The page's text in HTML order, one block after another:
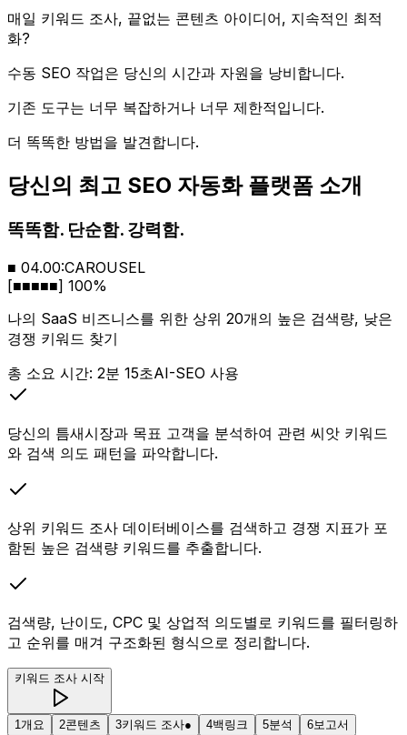
매일 키워드 조사, 끝없는 콘텐츠 아이디어, 지속적인 최적
화?
수동 SEO 작업은 당신의 시간과 자원을 낭비합니다.
기존 도구는 너무 복잡하거나 너무 제한적입니다.
더 똑똑한 방법을 발견합니다.
당신의 최고 SEO 자동화 플랫폼 소개
똑똑함. 단순함. 강력함.
■ 04.00:CAROUSEL
[■□□□□] 20%
나의 SaaS 비즈니스를 위한 상위 20개의 높은 검색량, 낮은
경쟁 키워드 찾기
총 소요 시간: 2분 15초AI-SEO 사용
당신의 틈새시장과 목표 고객을 분석하여 관련 씨앗 키워드
와 검색 의도 패턴을 파악합니다.
상위 키워드 조사 데이터베이스를 검색하고 경쟁 지표가 포
함된 높은 검색량 키워드를 추출합니다.
검색량, 난이도, CPC 및 상업적 의도별로 키워드를 필터링하
고 순위를 매겨 구조화된 형식으로 정리합니다.
키워드 조사 시작
1개요 2콘텐츠 3키워드 조사● 4백링크 5분석 6보고서